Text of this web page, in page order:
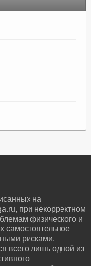
на
при некорректном
физического и
самостоятельное
рисками.
всего лишь одной из